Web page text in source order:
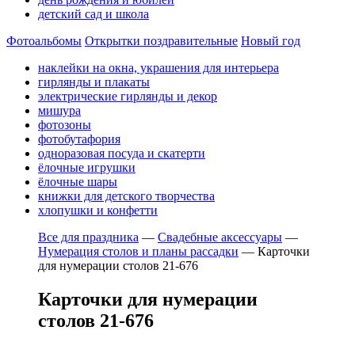
детский сад и школа
Фотоальбомы Открытки поздравительные Новый год
наклейки на окна, украшения для интерьера
гирлянды и плакаты
электрические гирлянды и декор
мишура
фотозоны
фотобутафория
одноразовая посуда и скатерти
ёлочные игрушки
ёлочные шары
книжки для детского творчества
хлопушки и конфетти
Все для праздника — Свадебные аксессуары —
Нумерация столов и планы рассадки — Карточки
для нумерации столов 21-676
Карточки для нумерации
столов 21-676